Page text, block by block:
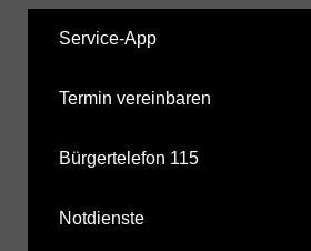
Service-App
Termin vereinbaren
Bürgertelefon 115
Notdienste